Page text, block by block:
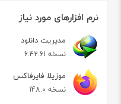
نرم افزارهای مورد نیاز
مدیریت دانلود
نسخه 6.42.61
موزیلا فایرفاکس
نسخه 148.0